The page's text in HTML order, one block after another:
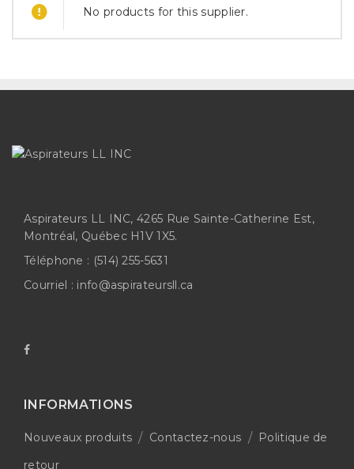
No products for this supplier.
Aspirateurs LL INC, 4265 Rue Sainte-Catherine Est,
Montréal, Québec H1V 1X5.
Téléphone : (514) 255-5631
Courriel : info@aspirateursll.ca
INFORMATIONS
Nouveaux produits Contactez-nous
Politique de
retour